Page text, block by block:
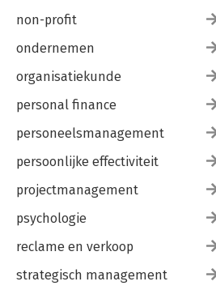
non-profit
ondernemen
organisatiekunde
personal finance
personeelsmanagement
persoonlijke effectiviteit
projectmanagement
psychologie
reclame en verkoop
strategisch management